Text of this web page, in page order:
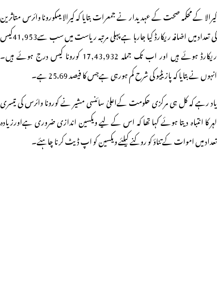
کیرالا کے محکمہ صحت کے عہدیدار نے جمعرات بتایا کہ کیرالا میںکورونا وائرس متاثرین
کی تعداد میں اضافہ ریکارڈ کیا جارہا ہے پہلی مرتبہ ریاست میں سب سے41,953کیس
ریکارڈ ہوئے ہیں اور اب تک جملہ 17,43,932 کورونا کیس درج ہوئے ہیں۔
انہوں نے بتایا کہ پازیٹیو کی شرح کم ہورہی ہےجس کا فیصد 25.69 ہے۔
یاد رہے کہ کل ہی مرکزی حکومت کےاعلیٰ سائنسی مشیر نے کورونا وائرس کی تیسری
لہر کا انتباہ دیتا ہوئے کہا تھا کہ اس کے لیے ویکسین اندازی ضروری ہےاورزیادہ
تعداد میں اموات کے تناؤ کو روکنے کیلئے ویکسین کو اپ ڈیٹ کرنا چاہئے۔